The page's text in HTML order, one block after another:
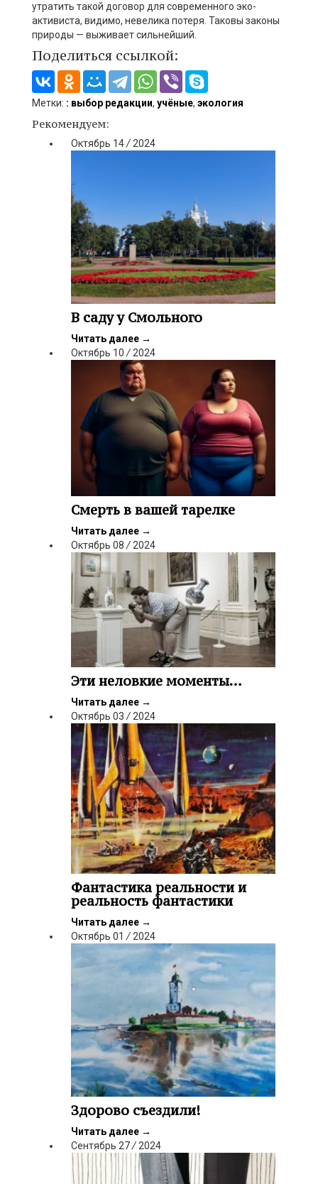
утратить такой договор для современного эко-
активиста, видимо, невелика потеря. Таковы законы
природы — выживает сильнейший.
Поделиться ссылкой:
Метки: : выбор редакции, учёные, экология
Рекомендуем:
Октябрь 14/2024
В саду у Смольного
Читать далее →
Октябрь 10/2024
Смерть в вашей тарелке
Читать далее →
Октябрь 08/2024
Эти неловкие моменты…
Читать далее →
Октябрь 03 / 2024
Фантастика реальности и
реальность фантастики
Читать далее →
Октябрь 01 / 2024
Здорово съездили!
Читать далее →
Сентябрь 27/ 2024